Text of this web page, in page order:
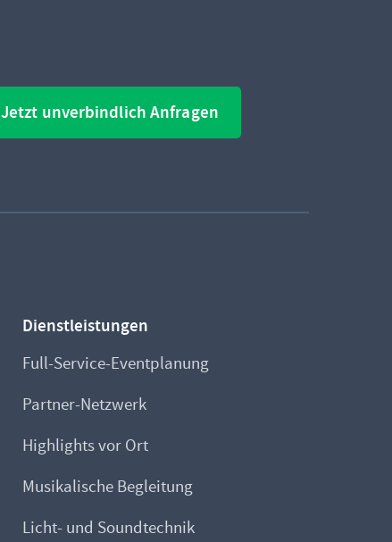
Jetzt unverbindlich Anfragen
Dienstleistungen
Full-Service-Eventplanung
Partner-Netzwerk
Highlights vor Ort
Musikalische Begleitung
Licht- und Soundtechnik